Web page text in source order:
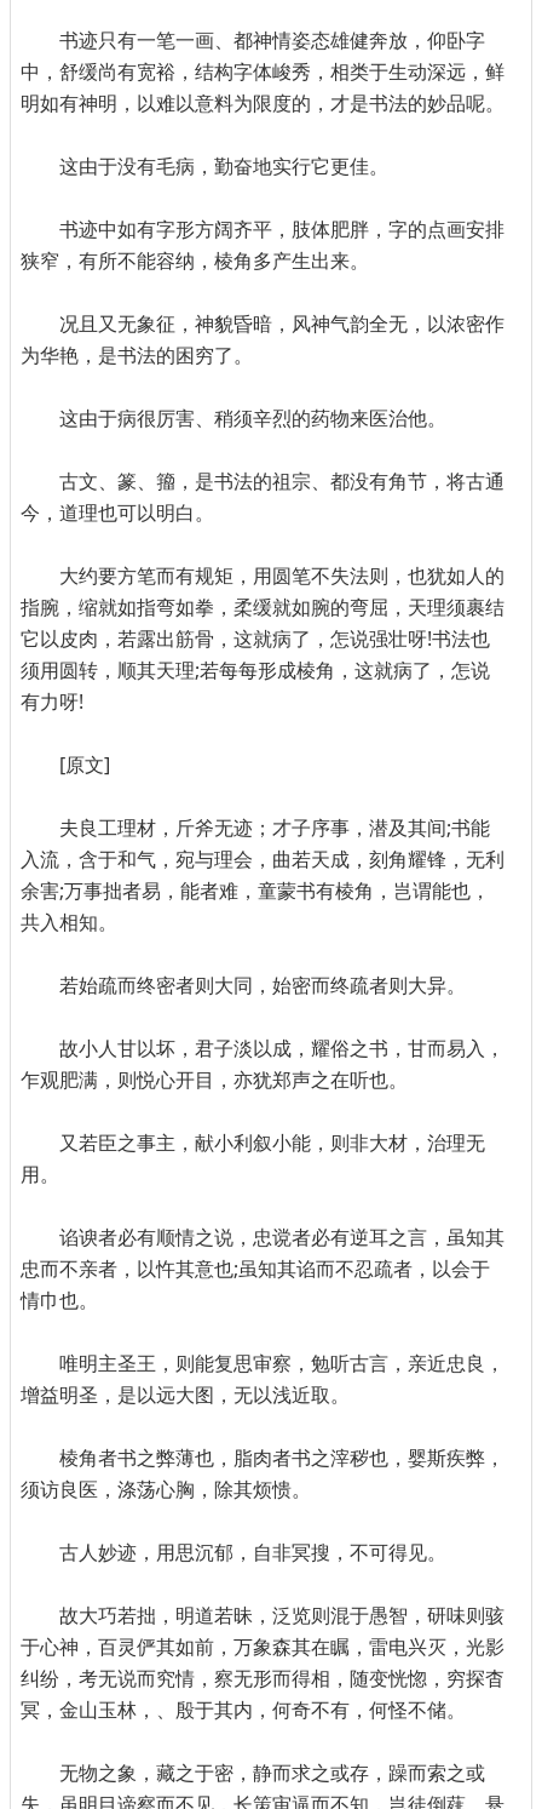
书迹只有一笔一画、都神情姿态雄健奔放，仰卧字
中，舒缓尚有宽裕，结构字体峻秀，相类于生动深远，鲜
明如有神明，以难以意料为限度的，才是书法的妙品呢。
这由于没有毛病，勤奋地实行它更佳。
书迹中如有字形方阔齐平，肢体肥胖，字的点画安排
狭窄，有所不能容纳，棱角多产生出来。
况且又无象征，神貌昏暗，风神气韵全无，以浓密作
为华艳，是书法的困穷了。
这由于病很厉害、稍须辛烈的药物来医治他。
古文、篆、籀，是书法的祖宗、都没有角节，将古通
今，道理也可以明白。
大约要方笔而有规矩，用圆笔不失法则，也犹如人的
指腕，缩就如指弯如拳，柔缓就如腕的弯屈，天理须裹结
它以皮肉，若露出筋骨，这就病了，怎说强壮呀!书法也
须用圆转，顺其天理;若每每形成棱角，这就病了，怎说
有力呀!
[原文]
夫良工理材，斤斧无迹；才子序事，潜及其间;书能
入流，含于和气，宛与理会，曲若天成，刻角耀锋，无利
余害;万事拙者易，能者难，童蒙书有棱角，岂谓能也，
共入相知。
若始疏而终密者则大同，始密而终疏者则大异。
故小人甘以坏，君子淡以成，耀俗之书，甘而易入，
乍观肥满，则悦心开目，亦犹郑声之在听也。
又若臣之事主，献小利叙小能，则非大材，治理无
用。
谄谀者必有顺情之说，忠谠者必有逆耳之言，虽知其
忠而不亲者，以忤其意也;虽知其谄而不忍疏者，以会于
情巾也。
唯明主圣王，则能复思审察，勉听古言，亲近忠良，
增益明圣，是以远大图，无以浅近取。
棱角者书之弊薄也，脂肉者书之滓秽也，婴斯疾弊，
须访良医，涤荡心胸，除其烦愦。
古人妙迹，用思沉郁，自非冥搜，不可得见。
故大巧若拙，明道若昧，泛览则混于愚智，研味则骇
于心神，百灵俨其如前，万象森其在瞩，雷电兴灭，光影
纠纷，考无说而究情，察无形而得相，随变恍惚，穷探杳
冥，金山玉林，、殷于其内，何奇不有，何怪不储。
无物之象，藏之于密，静而求之或存，躁而索之或